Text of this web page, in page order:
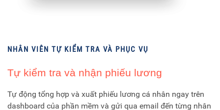
NHÂN VIÊN TỰ KIỂM TRA VÀ PHỤC VỤ
Tự kiểm tra và nhận phiếu lương
Tự động tổng hợp và xuất phiếu lương cá nhân ngay trên
dashboard của phần mềm và gửi qua email đến từng nhân